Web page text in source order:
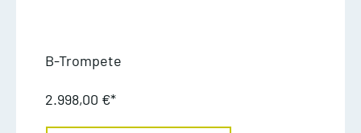
B-Trompete
2.998,00 €*